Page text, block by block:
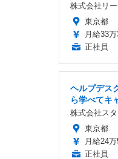
株式会社リ
東京都
月給33
正社員
ヘルプデス
ら学べてキ
株式会社ス
東京都
月給24
正社員